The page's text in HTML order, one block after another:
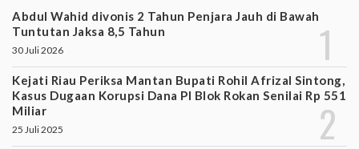
Abdul Wahid divonis 2 Tahun Penjara Jauh di Bawah
Tuntutan Jaksa 8,5 Tahun
30 Juli 2026
Kejati Riau Periksa Mantan Bupati Rohil Afrizal Sintong,
Kasus Dugaan Korupsi Dana PI Blok Rokan Senilai Rp 551
Miliar
25 Juli 2025